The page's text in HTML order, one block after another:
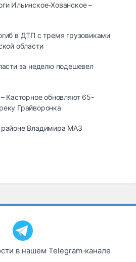
Ильинское-Хованское –
в ДТП с тремя грузовиками
области
за неделю подешевел
Касторное обновляют 65-
Грайворонка
Владимира МАЗ
в нашем Telegram‑канале